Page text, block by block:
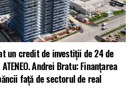
un credit de investiții de 24 de
Andrei Bratu: Finanțarea
față de sectorul de real